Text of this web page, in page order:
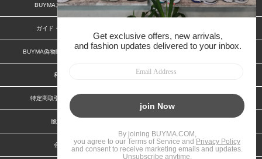
BUYMAスタートガイド 安心への取り組み
ガイド・お問い合わせ
BUYMA偽物販売防止の取り組み BUYMA CARD
利用規約
特定商取引法に関する表記
脆弱性報告
会社案内 スタッフ募集